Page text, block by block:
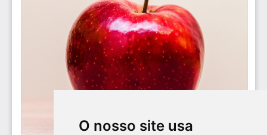
O nosso site usa